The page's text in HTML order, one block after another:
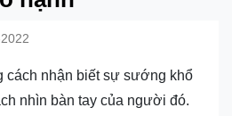
cách nhận biết sự sướng khổ
nhìn bàn tay của người đó.